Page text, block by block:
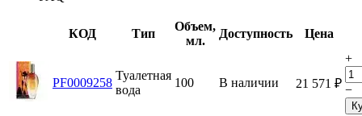
КОД Тип
Объем,
мл.
Доступность Цена
PF0009258
Туалетная
вода
100 В наличии 21 571 ₽
+
−